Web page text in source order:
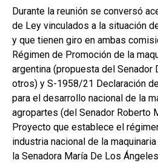
Durante la reunión se conversó
de Ley vinculados a la situación
y que tienen giro en ambas
Régimen de Promoción de la
argentina (propuesta del Senador
otros) y S-1958/21 Declaración
para el desarrollo nacional de la
agropartes (del Senador Roberto
Proyecto que establece el
industria nacional de la
la Senadora María De Los